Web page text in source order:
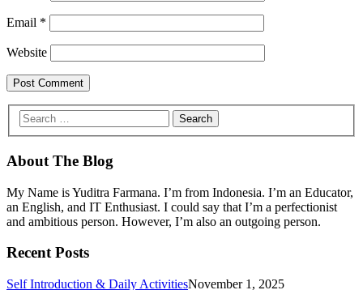
Email *
Website
About The Blog
My Name is Yuditra Farmana. I’m from Indonesia. I’m an Educator,
an English, and IT Enthusiast. I could say that I’m a perfectionist
and ambitious person. However, I’m also an outgoing person.
Recent Posts
Self Introduction & Daily ActivitiesNovember 1, 2025